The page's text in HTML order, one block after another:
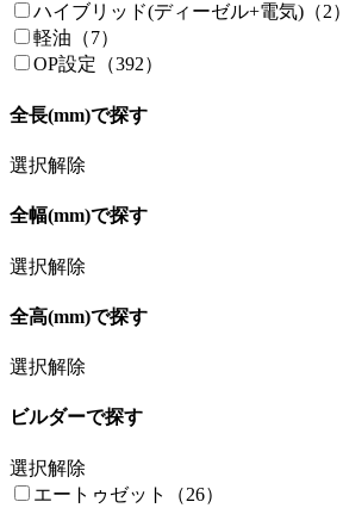
ハイブリッド(ディーゼル+電気)（2）
軽油（7）
OP設定（392）
全長(mm)で探す
選択解除
全幅(mm)で探す
選択解除
全高(mm)で探す
選択解除
ビルダーで探す
選択解除
エートゥゼット（26）